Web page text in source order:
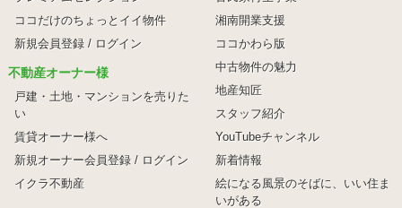
ココだけのちょっとイイ物件
新規会員登録 / ログイン
不動産オーナー様
戸建・土地・マンションを売りた
い
賃貸オーナー様へ
新規オーナー会員登録 / ログイン
イクラ不動産
湘南開業支援
ココかわら版
中古物件の魅力
地産知匠
スタッフ紹介
YouTubeチャンネル
新着情報
絵になる風景のそばに、 いい住ま
いがある